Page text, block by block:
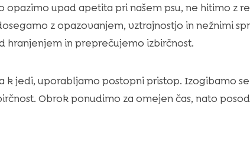
opazimo upad apetita pri našem psu, ne hitimo z
z opazovanjem, vztrajnostjo in nežnimi
hranjenjem in preprečujemo izbirčnost.
k jedi, uporabljamo postopni pristop. Izogibamo
Obrok ponudimo za omejen čas, nato